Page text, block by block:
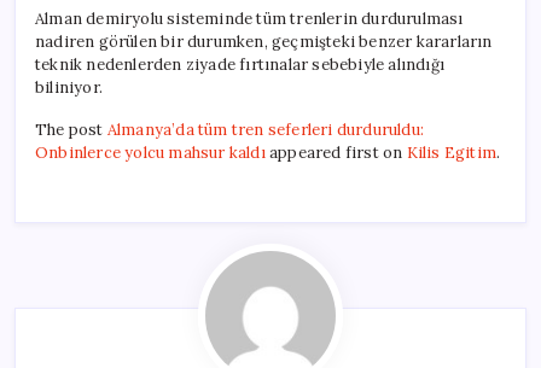
Alman demiryolu sisteminde tüm trenlerin durdurulması
nadiren görülen bir durumken, geçmişteki benzer kararların
teknik nedenlerden ziyade fırtınalar sebebiyle alındığı
biliniyor.
The post Almanya’da tüm tren seferleri durduruldu:
Onbinlerce yolcu mahsur kaldıappeared first on Kilis Egitim.